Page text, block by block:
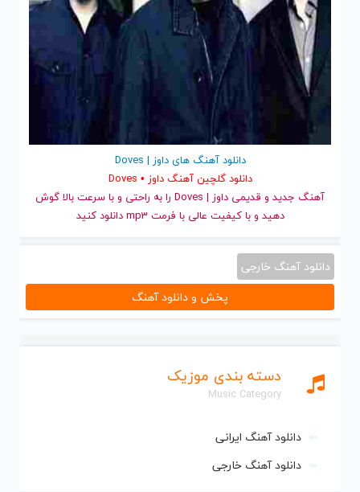
دسته بندی موزیک
Music Category
دانلود آهنگ ایرانی
دانلود آهنگ خارجی
دانلود آهنگ های داوز | Doves
دانلود گلچین آهنگ داوز • Doves
آهنگ جدید
و قدیمی داوز | Doves را به راحتی و با سرعت بالا گوش
دهید و با کیفیت عالی با فرمت mp3 دانلود کنید
دانلود آهنگ خارجی
پخش و دانلود آهنگ